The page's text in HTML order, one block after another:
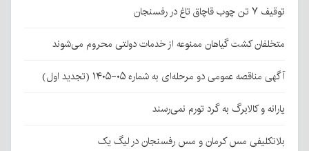
توقیف ۷ تن چوب قاچاق تاغ در رفسنجان
متخلفان کشت گیاهان ممنوعه از خدمات دولتی محروم می‌شوند
آگهی مناقصه عمومی دو مرحله‌ای به شماره ۰۵-۱۴۰۵ (تجدید اول)
یارانه و کالابرگ به گرد تورم نمی‌رسند
بلاتکلیفی مس کرمان و مس رفسنجان در لیگ یک